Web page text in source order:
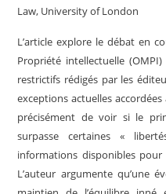
Law, University of London
L’article explore le débat en
Propriété intellectuelle
restrictifs rédigés par les
exceptions actuelles
précisément de voir si le
surpasse certaines «
informations disponibles
L’auteur argumente qu’une